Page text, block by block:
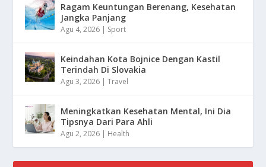
Ragam Keuntungan Berenang, Kesehatan
Jangka Panjang
Agu 4, 2026 | Sport
Keindahan Kota Bojnice Dengan Kastil
Terindah Di Slovakia
Agu 3, 2026 |Travel
Meningkatkan Kesehatan Mental, Ini Dia
Tipsnya Dari Para Ahli
Agu 2, 2026 | Health